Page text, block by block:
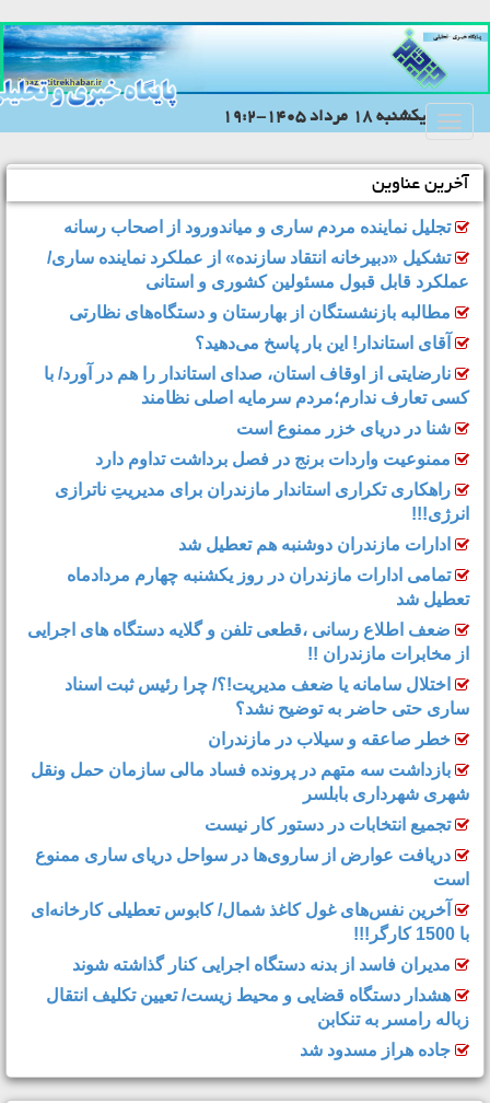
Toggleيکشنبه 18 مرداد 1405-19:2
آخرین عناوین
تجلیل نماینده مردم ساری و میاندورود از اصحاب رسانه
تشکیل «دبیرخانه انتقاد سازنده» از عملکرد نماینده ساری/
عملکرد قابل قبول مسئولین کشوری و استانی
مطالبه بازنشستگان از بهارستان و دستگاه‌های نظارتی
آقای استاندار! این بار پاسخ می‌دهید؟
نارضایتی از اوقاف استان، صدای استاندار را هم در آورد/ با
کسی تعارف ندارم؛مردم سرمایه اصلی نظامند
شنا در دریای خزر ممنوع است
ممنوعیت واردات برنج در فصل برداشت تداوم دارد
راهکاری تکراری استاندار مازندران برای مدیریتِ ناترازی
انرژی!!!
ادارات مازندران دوشنبه هم تعطیل شد
تمامی ادارات مازندران در روز یکشنبه چهارم مردادماه
تعطیل شد
ضعف اطلاع رسانی ،قطعی تلفن و گلایه دستگاه های اجرایی
از مخابرات مازندران !!
اختلال سامانه یا ضعف مدیریت!؟/ چرا رئیس ثبت اسناد
ساری حتی حاضر به توضیح نشد؟
خطر صاعقه و سیلاب در مازندران
بازداشت سه متهم در پرونده فساد مالی سازمان حمل‌ ونقل
شهری شهرداری بابلسر
تجمیع انتخابات در دستور کار نیست
دریافت عوارض از ساروی‌ها در سواحل دریای ساری ممنوع
است
آخرین نفس‌های غول کاغذ شمال‌/ ‌کابوس تعطیلی کارخانه‌ای
مدیران فاسد از بدنه دستگاه اجرایی کنار گذاشته شوند
هشدار دستگاه قضایی و محیط زیست/ تعیین تکلیف انتقال
زباله رامسر به تنکابن
جاده هراز مسدود شد